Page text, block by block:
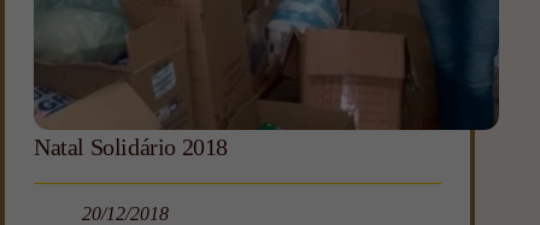
Natal Solidário 2018
20/12/2018